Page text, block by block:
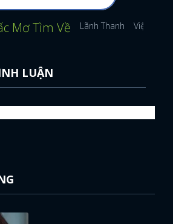
Mơ Tìm Về Lãnh Thanh Việt Hoa
LUẬN